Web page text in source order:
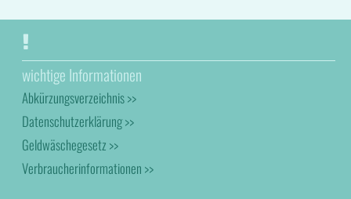
wichtige Informationen
Abkürzungsverzeichnis >>
Datenschutzerklärung >>
Geldwäschegesetz >>
Verbraucherinformationen >>